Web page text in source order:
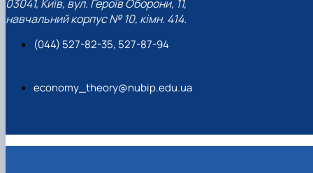
03041, Київ, вул. Героїв Оборони, 11,
навчальний корпус № 10, кімн. 414.
(044) 527-82-35, 527-87-94
economy_theory@nubip.edu.ua